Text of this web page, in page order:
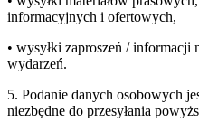
informacyjnych i ofertowych,
• wysyłki zaproszeń / informacji
wydarzeń.
5. Podanie danych osobowych
niezbędne do przesyłania